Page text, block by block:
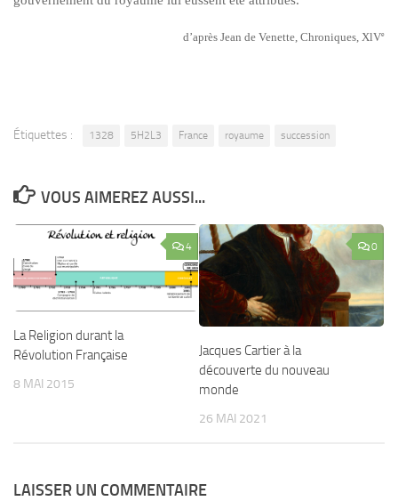
d’après Jean de Venette, Chroniques, XlVe
Étiquettes : 1328 5H2L3 France royaume succession
VOUS AIMEREZ AUSSI...
4
La Religion durant la
Révolution Française
8 MAI 2015
0
Jacques Cartier à la
découverte du nouveau
monde
26 MAI 2021
LAISSER UN COMMENTAIRE